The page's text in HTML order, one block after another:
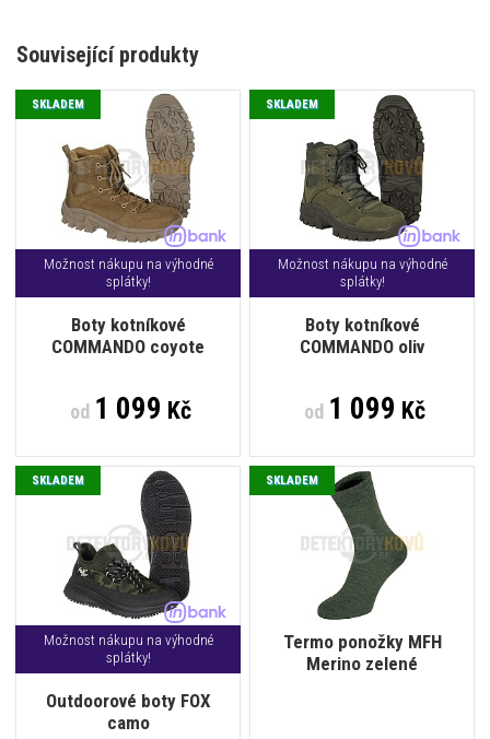
Související produkty
Možnost nákupu na výhodné
splátky!
Boty kotníkové
COMMANDO coyote
SKLADEM
od1 099 Kč
Možnost nákupu na výhodné
splátky!
Boty kotníkové
COMMANDO oliv
SKLADEM
od1 099 Kč
Možnost nákupu na výhodné
splátky!
Outdoorové boty FOX
camo
SKLADEM
Termo ponožky MFH
Merino zelené
SKLADEM